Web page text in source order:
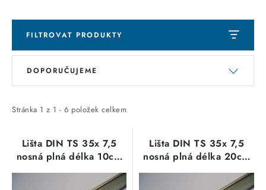
FOTOVOLTAIKA
OHŘÍVAČE VODY
CHYTRÁ DOMÁCNOST
SVÍTIDLA domovní
LED osvětlení
SVÍTIDLA interiérová
FILTROVAT PRODUKTY
V
i
o
Stránka 1 z 1 - 6 položek celkem
Ř
e
p
r
DOPORUČUJEME
Lišta DIN TS 35x 7,5
nosná plná délka 10cm
pro umístění přístrojů
Lišta DIN TS 35x 7,5
nosná plná délka 20cm
pro umístění přístrojů